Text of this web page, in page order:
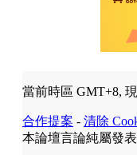
當前時區 GMT+8,
合作提案 - 清除
本論壇言論純屬發